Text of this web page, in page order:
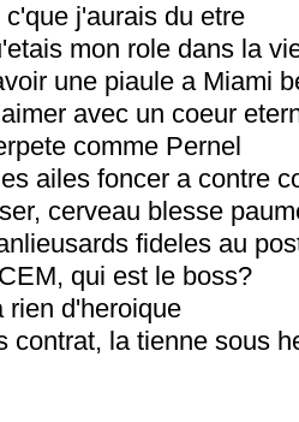
j'aurais du etre
mon role dans la
une piaule a Miami
avec un coeur
comme Pernel
ailes foncer a contre
cerveau blesse
fideles au
qui est le boss?
rien d'heroique
contrat, la tienne sous